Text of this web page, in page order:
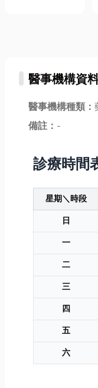
候絕對不能只
價格」這麼簡
單。畢竟一條
往往是鏈條本
倍。今天小編
就來分享如何
判斷工業用鏈
醫事機構資
醫事機構種類：
備註： -
診療時間
星期＼時段
日
一
二
三
四
五
六